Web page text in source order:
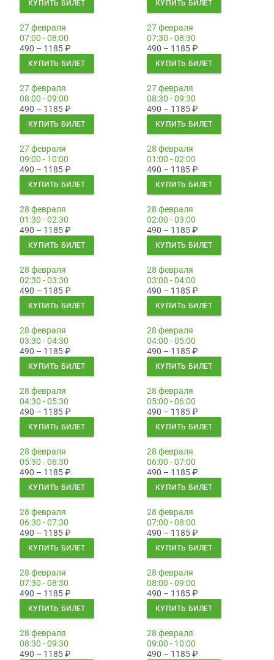
КУПИТЬ БИЛЕТ КУПИТЬ БИЛЕТ
27 февраля
07:00 - 08:00
490 – 1185₽
КУПИТЬ БИЛЕТ
27 февраля
07:30 - 08:30
490 – 1185₽
КУПИТЬ БИЛЕТ
27 февраля
08:00 - 09:00
490 – 1185₽
КУПИТЬ БИЛЕТ
27 февраля
08:30 - 09:30
490 – 1185₽
КУПИТЬ БИЛЕТ
27 февраля
09:00 - 10:00
490 – 1185₽
КУПИТЬ БИЛЕТ
28 февраля
01:00 - 02:00
490 – 1185₽
КУПИТЬ БИЛЕТ
28 февраля
01:30 - 02:30
490 – 1185₽
КУПИТЬ БИЛЕТ
28 февраля
02:00 - 03:00
490 – 1185₽
КУПИТЬ БИЛЕТ
28 февраля
02:30 - 03:30
490 – 1185₽
КУПИТЬ БИЛЕТ
28 февраля
03:00 - 04:00
490 – 1185₽
КУПИТЬ БИЛЕТ
28 февраля
03:30 - 04:30
490 – 1185₽
КУПИТЬ БИЛЕТ
28 февраля
04:00 - 05:00
490 – 1185₽
КУПИТЬ БИЛЕТ
28 февраля
04:30 - 05:30
490 – 1185₽
КУПИТЬ БИЛЕТ
28 февраля
05:00 - 06:00
490 – 1185₽
КУПИТЬ БИЛЕТ
28 февраля
05:30 - 06:30
490 – 1185₽
КУПИТЬ БИЛЕТ
28 февраля
06:00 - 07:00
490 – 1185₽
КУПИТЬ БИЛЕТ
28 февраля
06:30 - 07:30
490 – 1185₽
КУПИТЬ БИЛЕТ
28 февраля
07:00 - 08:00
490 – 1185₽
КУПИТЬ БИЛЕТ
28 февраля
07:30 - 08:30
490 – 1185₽
КУПИТЬ БИЛЕТ
28 февраля
08:00 - 09:00
490 – 1185₽
КУПИТЬ БИЛЕТ
28 февраля
08:30 - 09:30
490 – 1185₽
28 февраля
09:00 - 10:00
490 – 1185₽